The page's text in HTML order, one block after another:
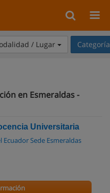
/ Lugar
en Esmeraldas -
Universitaria
Sede Esmeraldas